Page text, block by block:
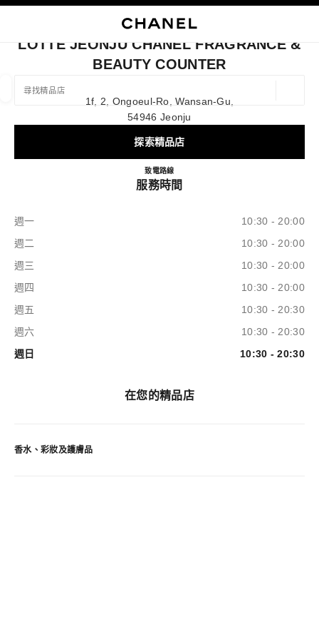
尋找精品店/專賣店
相關建議會顯示在此搜尋列下方
關閉精品店卡片 LOTTE JEONJU CHANEL FRAGRANCE &
LOTTE JEONJU CHANEL FRAGRANCE &
BEAUTY COUNTER
1f, 2, Ongoeul-Ro, Wansan-Gu,
54946 Jeonju
探索精品店
致電+82 63 289 3163
路線Lotte Jeonju CHANEL
服務時間
週一
10:30 - 20:00
週二
10:30 - 20:00
週三
10:30 - 20:00
週四
10:30 - 20:00
週五
10:30 - 20:30
週六
10:30 - 20:30
週日
10:30 - 20:30
在您的精品店
香水、彩妝及護膚品
篩選條件
篩選結果依據：
眼鏡 腕錶及高級珠寶